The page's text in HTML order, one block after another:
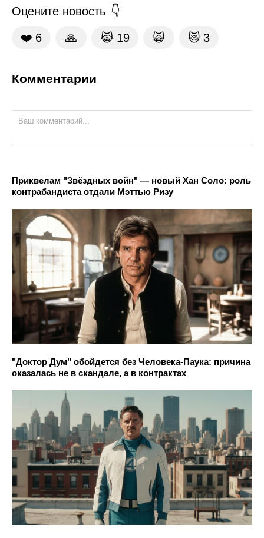
Оцените новость
❤️ 6 🙏 😹 19 🙀 😿 3
Комментарии
Приквелам "Звёздных войн" — новый Хан Соло: роль
контрабандиста отдали Мэттью Ризу
"Доктор Дум" обойдется без Человека-Паука: причина
оказалась не в скандале, а в контрактах